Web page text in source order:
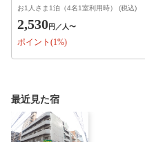
お1人さま1泊（4名1室利用時） (税込)
2,530円 ／人〜
ポイント(1%)
最近見た宿